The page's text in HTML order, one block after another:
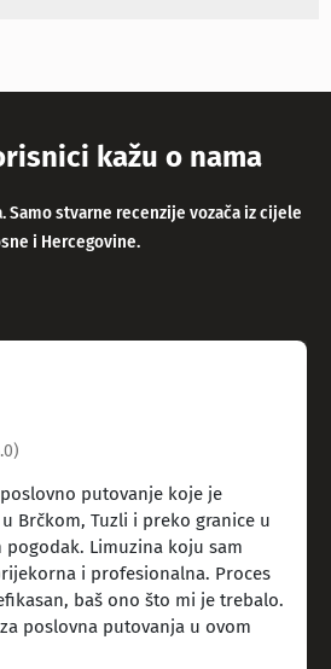
kažu o nama
Samo stvarne recenzije vozača iz cijele
i Hercegovine.
putovanje koje je
Brčkom, Tuzli i preko granice u
Limuzina koju sam
i profesionalna. Proces
baš ono što mi je trebalo.
poslovna putovanja u ovom